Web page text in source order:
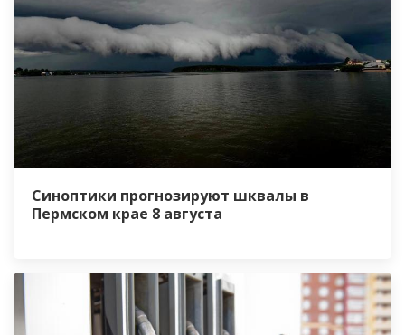
Синоптики прогнозируют шквалы в
Пермском крае 8 августа